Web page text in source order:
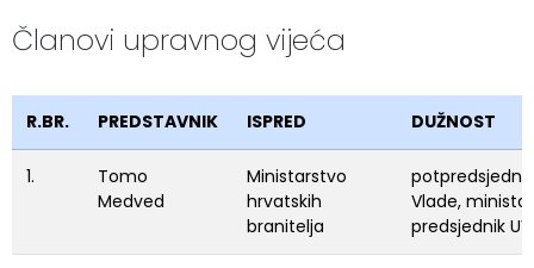
Članovi upravnog vijeća
R.BR. PREDSTAVNIK ISPRED DUŽNOST
1.
Tomo
Medved
Ministarstvo
hrvatskih
branitelja
potpredsjednik
Vlade,
predsjednik UV